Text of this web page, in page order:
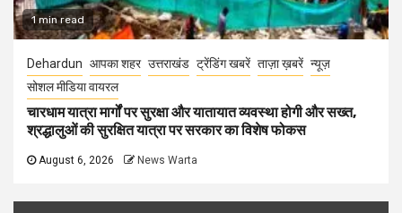
1 min read
Dehardun आपका शहर उत्तराखंड ट्रेंडिंग खबरें ताज़ा ख़बरें न्यूज़
सोशल मीडिया वायरल
चारधाम यात्रा मार्गों पर सुरक्षा और यातायात व्यवस्था होगी और सख्त,
श्रद्धालुओं की सुरक्षित यात्रा पर सरकार का विशेष फोकस
August 6, 2026 News Warta